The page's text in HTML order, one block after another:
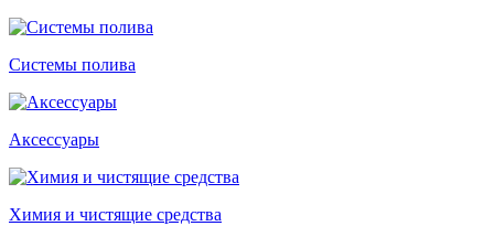
Системы полива
Аксессуары
Химия и чистящие средства